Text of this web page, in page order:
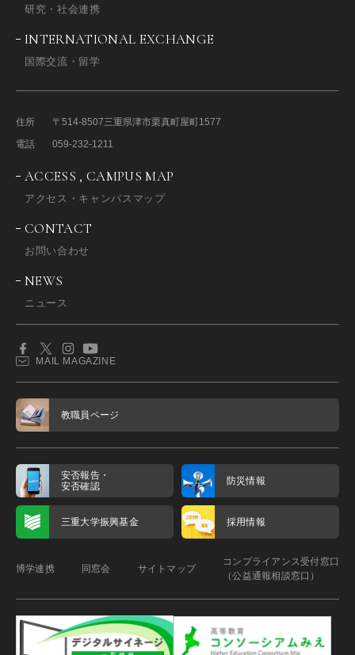
研究・社会連携
INTERNATIONAL EXCHANGE
国際交流・留学
住所 〒514-8507三重県津市栗真町屋町1577
電話
059-232-1211
ACCESS , CAMPUS MAP
アクセス・キャンパスマップ
CONTACT
お問い合わせ
NEWS
ニュース
MAIL MAGAZINE
教職員ページ
安否報告・
安否確認
防災情報
三重大学振興基金 採用情報
博学連携 同窓会 サイトマップ
コンプライアンス受付窓口
（公益通報相談窓口）